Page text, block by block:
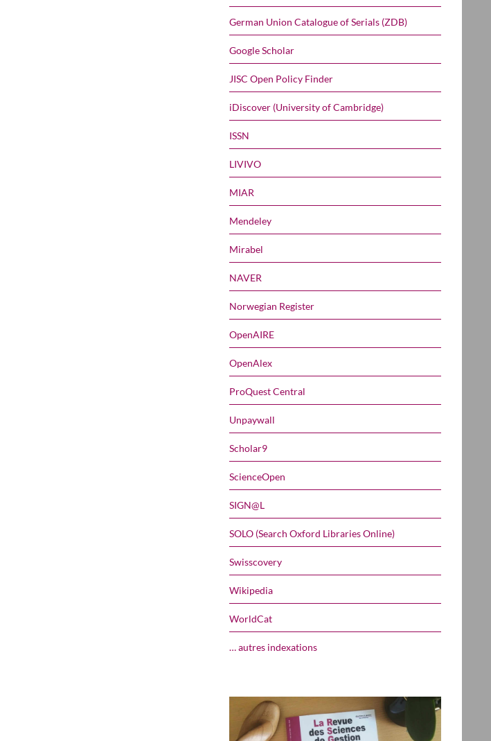
German Union Catalogue of Serials (ZDB)
Google Scholar
JISC Open Policy Finder
iDiscover (University of Cambridge)
ISSN
LIVIVO
MIAR
Mendeley
Mirabel
NAVER
Norwegian Register
OpenAIRE
OpenAlex
ProQuest Central
Unpaywall
Scholar9
ScienceOpen
SIGN@L
SOLO (Search Oxford Libraries Online)
Swisscovery
Wikipedia
WorldCat
… autres indexations